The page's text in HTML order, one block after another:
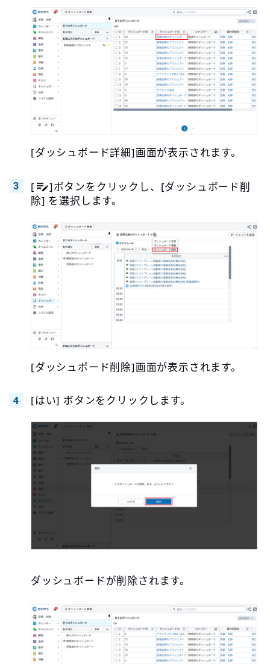
[ダッシュボード詳細]画面が表示されます。
[
]ボタンをクリックし、[ダッシュボード削
除] を選択します。
[ダッシュボード削除]画面が表示されます。
[はい] ボタンをクリックします。
ダッシュボードが削除されます。